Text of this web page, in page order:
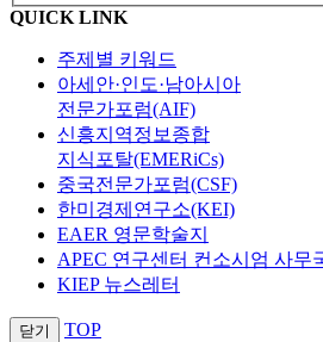
QUICK LINK
주제별 키워드
아세안·인도·남아시아
전문가포럼(AIF)
신흥지역정보종합
지식포탈(EMERiCs)
중국전문가포럼(CSF)
한미경제연구소(KEI)
EAER 영문학술지
APEC 연구센터 컨소시엄 사무
KIEP 뉴스레터
닫기 TOP